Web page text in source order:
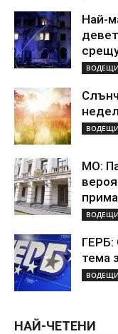
Най-
МО:
ГЕРБ:
тема
НАЙ-ЧЕТЕНИ